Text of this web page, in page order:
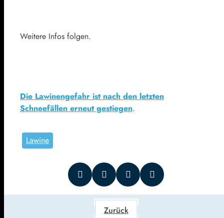
Weitere Infos folgen.
Die Lawinengefahr ist nach den letzten
Schneefällen erneut gestiegen.
Lawine
Zurück